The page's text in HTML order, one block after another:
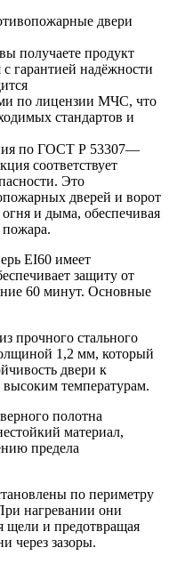
двери
получаете продукт
с гарантией надёжности
по лицензии МЧС, что
стандартов и
по ГОСТ Р 53307—
соответствует
Это
дверей и ворот
и дыма, обеспечивая
EI60 имеет
защиту от
60 минут. Основные
прочного стального
1,2 мм, который
двери к
температурам.
полотна
материал,
предела
по периметру
нагревании они
щели и предотвращая
через зазоры.